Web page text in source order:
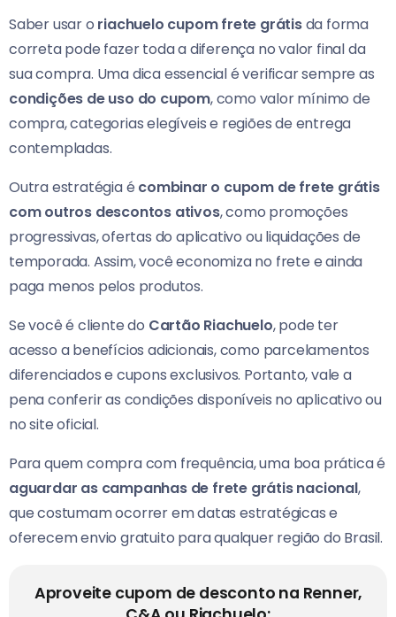
Saber usar o riachuelo cupom frete grátisda forma
correta pode fazer toda a diferença no valor final da
sua compra. Uma dica essencial é verificar sempre as
condições de uso do cupom, como valor mínimo de
compra, categorias elegíveis e regiões de entrega
contempladas.
Outra estratégia é combinar o cupom de frete grátis
com outros descontos ativos, como promoções
progressivas, ofertas do aplicativo ou liquidações de
temporada. Assim, você economiza no frete e ainda
paga menos pelos produtos.
Se você é cliente do Cartão Riachuelo, pode ter
acesso a benefícios adicionais, como parcelamentos
diferenciados e cupons exclusivos. Portanto, vale a
pena conferir as condições disponíveis no aplicativo ou
no site oficial.
Para quem compra com frequência, uma boa prática é
aguardar as campanhas de frete grátis nacional,
que costumam ocorrer em datas estratégicas e
oferecem envio gratuito para qualquer região do Brasil.
Aproveite cupom de desconto na Renner,